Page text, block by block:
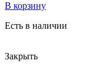
В корзину
Есть в наличии
Закрыть